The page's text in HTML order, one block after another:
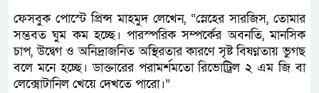
ফেসবুক পোস্টে প্রিন্স মাহমুদ লেখেন, “স্নেহের সারজিস, তোমার
সম্ভবত ঘুম কম হচ্ছে। পারস্পরিক সম্পর্কের অবনতি, মানসিক
চাপ, উদ্বেগ ও অনিদ্রাজনিত অস্থিরতার কারণে সৃষ্ট বিষণ্ণতায় ভুগছ
বলে মনে হচ্ছে। ডাক্তারের পরামর্শমতো রিভোট্রিল ২ এম জি বা
লেক্সোটানিল খেয়ে দেখতে পারো।”